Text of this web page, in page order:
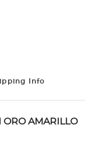
Info
ORO AMARILLO